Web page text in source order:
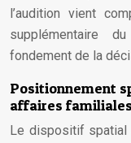
l’audition vient
supplémentaire
fondement de la
Positionnement
affaires familiales
Le dispositif spatial